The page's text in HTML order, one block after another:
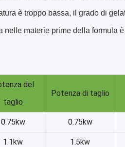
è troppo bassa, il grado di
nelle materie prime della formula
del
taglio
Potenza di taglio
0.75kw 0.75kw
1.1kw 1.5kw